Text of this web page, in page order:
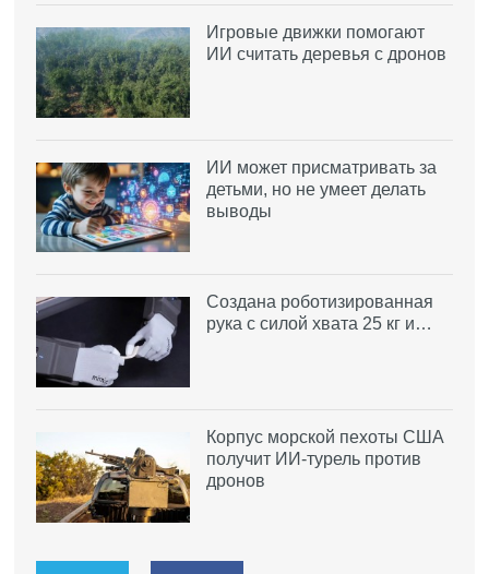
Игровые движки помогают
ИИ считать деревья с дронов
ИИ может присматривать за
детьми, но не умеет делать
выводы
Создана роботизированная
рука с силой хвата 25 кг и…
Корпус морской пехоты США
получит ИИ-турель против
дронов